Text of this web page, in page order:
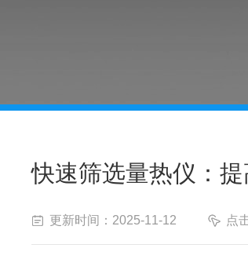
快速筛选量热仪：
更新时间：2025-11-12 点